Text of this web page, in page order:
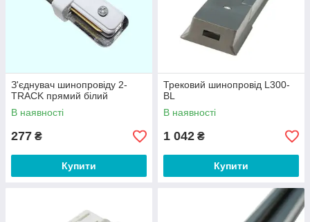
З'єднувач шинопровіду 2-
TRACK прямий білий
В наявності
277 ₴
Купити
Трековий шинопровід L300-
BL
В наявності
1 042 ₴
Купити